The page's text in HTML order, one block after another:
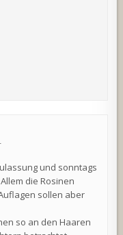
und sonntags
die Rosinen
sollen aber
so an den Haaren